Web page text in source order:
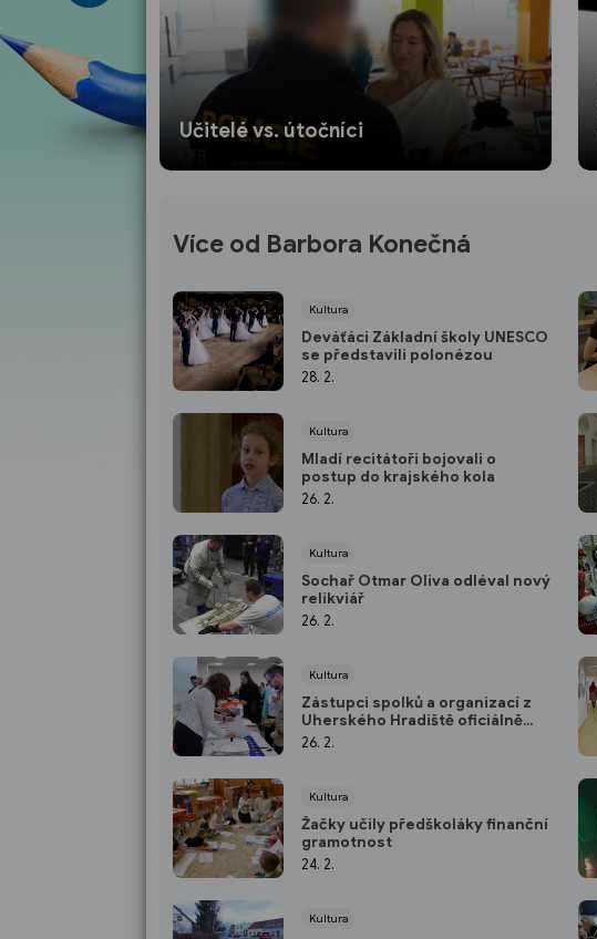
Učitelé vs. útočníci
Více od Barbora Konečná
Kultura
Deváťáci Základní školy UNESCO
se představili polonézou
28. 2.
Kultura
Mladí recitátoři bojovali o
postup do krajského kola
26. 2.
Kultura
Sochař Otmar Oliva odléval nový
relikviář
26. 2.
Kultura
Zástupci spolků a organizací z
Uherského Hradiště oficiálně
převzali dotace
26. 2.
Kultura
Žačky učily předškoláky finanční
gramotnost
24. 2.
Kultura